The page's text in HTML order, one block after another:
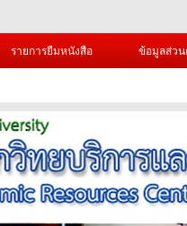
รายการยืมหนังสือ ข้อมูลส่ว